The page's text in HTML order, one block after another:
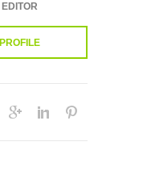
EDITOR
PROFILE